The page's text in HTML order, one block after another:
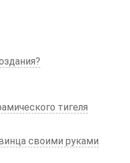
тигеля
своими руками